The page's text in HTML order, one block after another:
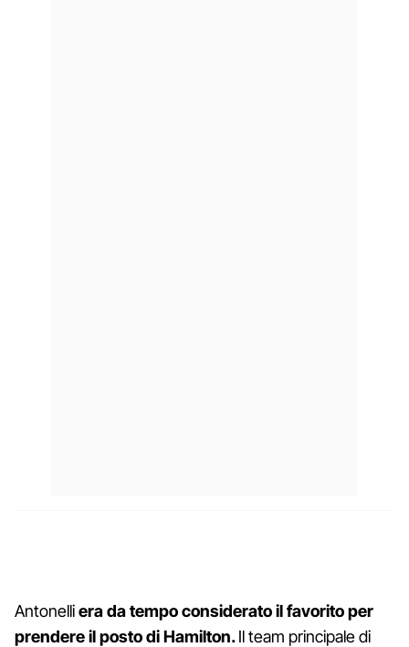
Antonelliera da tempo considerato il favorito per
prendere il posto di Hamilton.Il team principale di